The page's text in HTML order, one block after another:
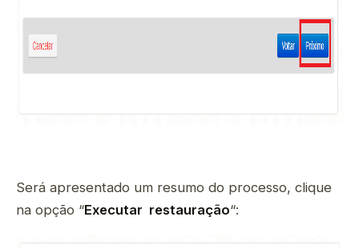
Será apresentado um resumo do processo, clique
na opção “Executar restauração“: